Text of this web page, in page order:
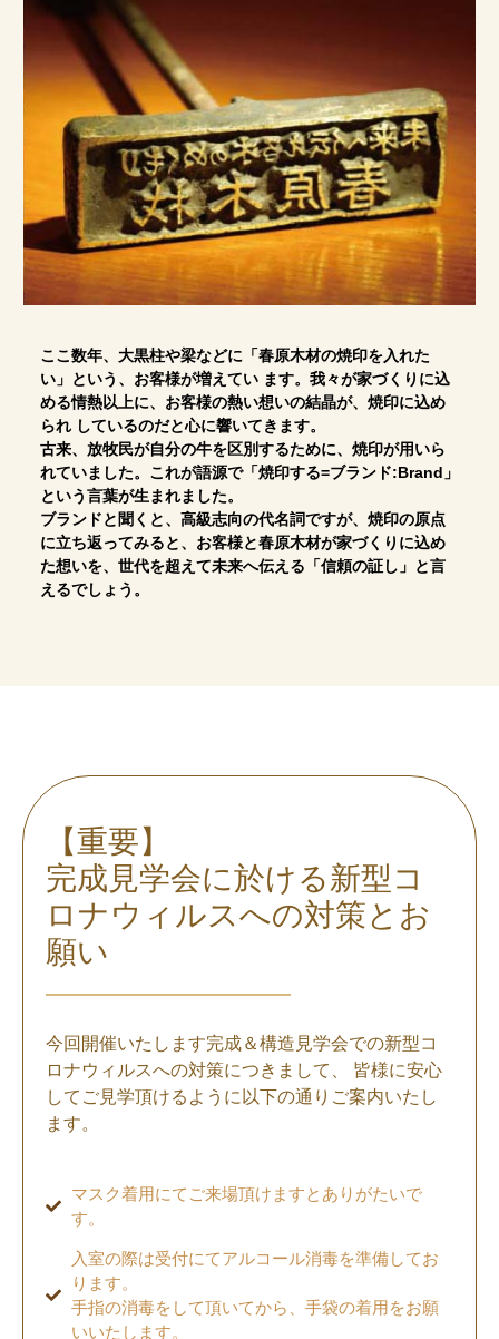
ここ数年、大黒柱や梁などに「春原木材の焼印を入れた
い」という、お客様が増えてい ます。我々が家づくりに込
める情熱以上に、お客様の熱い想いの結晶が、焼印に込め
られ しているのだと心に響いてきます。
古来、放牧民が自分の牛を区別するために、焼印が用いら
れていました。これが語源で「焼印する=ブランド:Brand」
という言葉が生まれました。
ブランドと聞くと、高級志向の代名詞ですが、焼印の原点
に立ち返ってみると、お客様と春原木材が家づくりに込め
た想いを、世代を超えて未来へ伝える「信頼の証し」と言
えるでしょう。
【重要】
完成見学会に於ける新型コ
ロナウィルスへの対策とお
願い
今回開催いたします完成＆構造見学会での新型コ
ロナウィルスへの対策につきまして、 皆様に安心
してご見学頂けるように以下の通りご案内いたし
ます。
マスク着用にてご来場頂けますとありがたいで
す。
入室の際は受付にてアルコール消毒を準備してお
ります。
手指の消毒をして頂いてから、手袋の着用をお願
いいたします。